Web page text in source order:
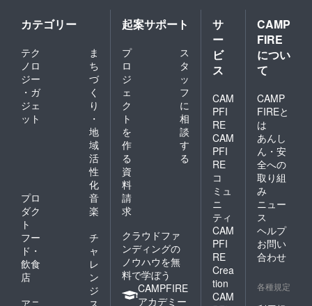
す。 ※
日時は
追って
ご連絡
差し上
ンバー
と特別
記念撮
影 来店
時にメ
ンバー
と特別
に記念
撮影し
ます！
全力で
お礼を
させて
頂きま
す！一
緒に撮
写真に
※ご支援
に、提
灯に記
載する
お名前
を備考
記入く
ださ
い。 ※
日時は
追って
ご連絡
差し上
げま
す。
カテゴリー
テク
ノロ
ジー
・ガ
ジェ
ット
ま
ち
づ
く
り
・
地
域
活
性
化
プロ
ダク
ト
音
楽
フー
ド・
飲食
店
チ
ャ
レ
ン
ジ
アニ
ス
起案サポート
プ
ロ
ジ
ェ
ク
ト
を
作
る
ス
タ
ッ
フ
に
相
談
す
る
資
料
請
求
クラウドファ
ンディングの
ノウハウを無
料で学ぼう
CAMPFIRE
アカデミー
サ
ー
ビ
ス
CAM
PFI
RE
CAM
PFI
RE
コ
ミュ
ニ
ティ
CAM
PFI
RE
Crea
tion
CAM
CAMP
FIRE
につい
て
CAMP
FIREと
は
あんし
ん・安
全への
取り組
み
ニュー
ス
ヘルプ
お問い
合わせ
各種規定